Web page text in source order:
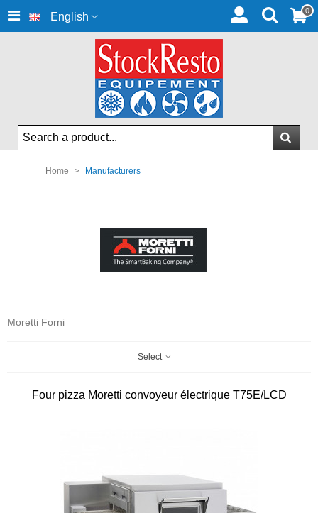
English 0
Home > Manufacturers
Moretti Forni
Select
Four pizza Moretti convoyeur électrique T75E/LCD